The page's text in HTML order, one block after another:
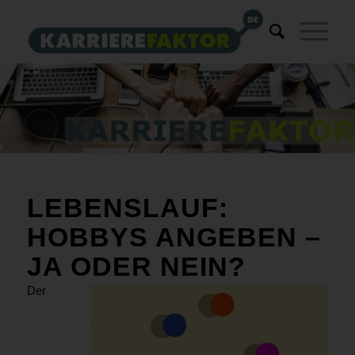
LEBENSLAUF:
HOBBYS ANGEBEN –
JA ODER NEIN?
Der